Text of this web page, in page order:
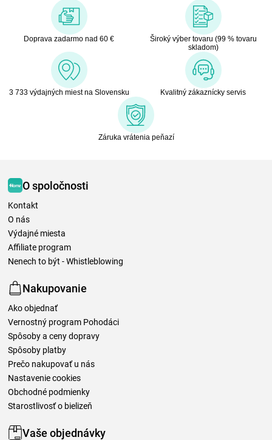
Doprava zadarmo nad 60 €
Široký výber tovaru (99 % tovaru
skladom)
3 733 výdajných miest na Slovensku Kvalitný zákaznícky servis
Záruka vrátenia peňazí
O spoločnosti
Kontakt
O nás
Výdajné miesta
Affiliate program
Nenech to být - Whistleblowing
Nakupovanie
Ako objednať
Vernostný program Pohodáci
Spôsoby a ceny dopravy
Spôsoby platby
Prečo nakupovať u nás
Nastavenie cookies
Obchodné podmienky
Starostlivosť o bielizeň
Vaše objednávky